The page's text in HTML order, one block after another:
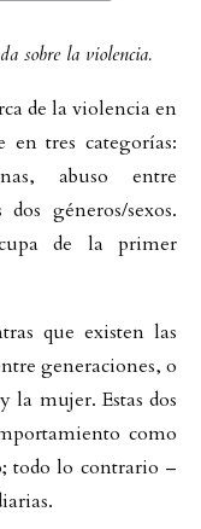
sobre la violencia.
de la violencia en
en tres categorías:
abuso entre
géneros/sexos.
de la primer
que existen las
generaciones, o
la mujer. Estas dos
como
todo lo contrario –